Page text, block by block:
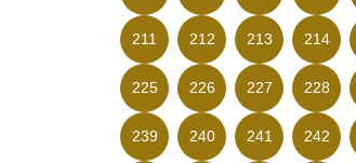
211 212 213 214
225 226 227 228
239 240 241 242